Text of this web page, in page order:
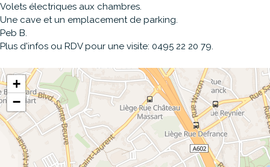
Volets électriques aux chambres.
Une cave et un emplacement de parking.
Peb B.
Plus d'infos ou RDV pour une visite: 0495 22 20 79.
+
−